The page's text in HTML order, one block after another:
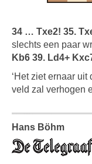
34 … Txe2! 35.
slechts een paar
Kb6 39. Ld4+
‘Het ziet ernaar
veld zal verhogen
Hans Böhm